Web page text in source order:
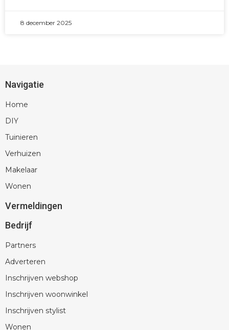
8 december 2025
Navigatie
Home
DIY
Tuinieren
Verhuizen
Makelaar
Wonen
Vermeldingen
Bedrijf
Partners
Adverteren
Inschrijven webshop
Inschrijven woonwinkel
Inschrijven stylist
Wonen